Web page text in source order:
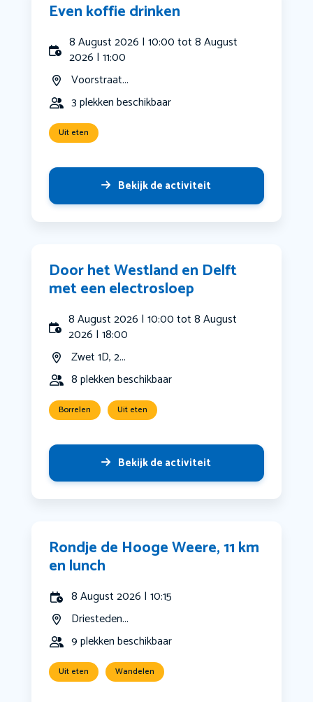
Even koffie drinken
8 August 2026 | 10:00 tot 8 August
2026 | 11:00
Voorstraat...
3 plekken beschikbaar
Uit eten
Bekijk de activiteit
Door het Westland en Delft
met een electrosloep
8 August 2026 | 10:00 tot 8 August
2026 | 18:00
Zwet 1D, 2...
8 plekken beschikbaar
Borrelen Uit eten
Bekijk de activiteit
Rondje de Hooge Weere, 11 km
en lunch
8 August 2026 | 10:15
Driesteden...
9 plekken beschikbaar
Uit eten Wandelen